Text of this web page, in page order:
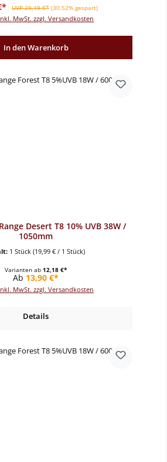
Regulärer Preis:
UVP 29,49 €* (30.52% gespart)
MwSt. zzgl. Versandkosten
In den Warenkorb
Desert T8 10% UVB 38W /
1050mm
1 Stück (19,99 € / 1 Stück)
Varianten ab 12,18 €*
Regulärer Preis:
Ab 13,90 €*
MwSt. zzgl. Versandkosten
Details